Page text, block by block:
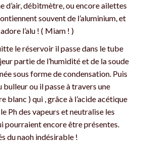
d’air, débitmètre, ou encore ailettes
souvent de l’aluminium, et
l’alu ! ( Miam ! )
le réservoir il passe dans le tube
partie de l’humidité et de la soude
sous forme de condensation. Puis
bulleur ou il passe à travers une
blanc ) qui , grâce à l’acide acétique
Ph des vapeurs et neutralise les
pourraient encore être présentes.
du naoh indésirable !